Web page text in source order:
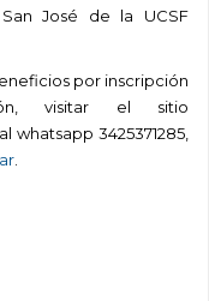
José de la UCSF
por inscripción
visitar el sitio
whatsapp 3425371285,